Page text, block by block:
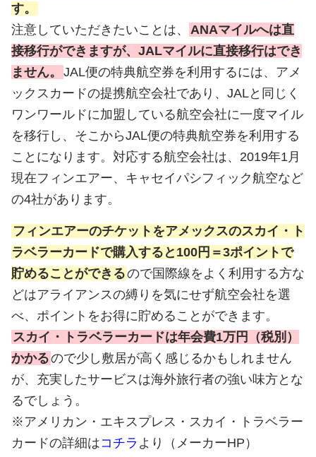
す。
注意していただきたいことは、
ANAマイルへは直
接移行ができますが、JALマイルに直接移行はでき
ません。
JAL便の特典航空券を利用するには、アメ
ックスカードの提携航空会社であり、JALと同じく
ワンワールドに加盟している航空会社に一度マイル
を移行し、そこからJAL便の特典航空券を利用する
ことになります。対応する航空会社は、2019年1月
現在フィンエアー、キャセイパシフィック航空など
の4社があります。
フィンエアーのチケットをアメックスのスカイ・ト
ラベラーカードで購入すると100円＝3ポイントで
貯めることができるので国際線をよく利用する方な
どはアライアンスの縛りを気にせず航空会社を選
べ、ポイントをお得に貯めることができます。
スカイ・トラベラーカードは年会費1万円（税別）
かかるので少し敷居が高く感じるかもしれません
が、充実したサービスは海外旅行者の強い味方とな
るでしょう。
※アメリカン・エキスプレス・スカイ・トラベラー
カードの詳細はコチラ より（メーカーHP）